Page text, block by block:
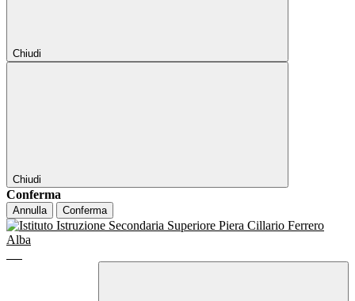
Chiudi
Chiudi
Conferma
Annulla Conferma